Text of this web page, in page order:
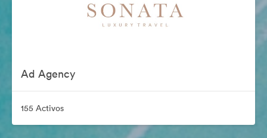
Ad Agency
155 Activos